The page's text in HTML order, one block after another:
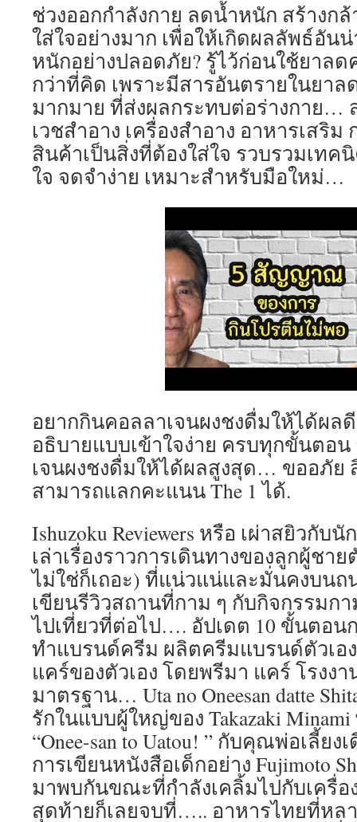
ช่วงออกกำลังกาย ลดน้ำหนัก สร้างก
ใส่ใจอย่างมาก เพื่อให้เกิดผลลัพธ์อั
หนักอย่างปลอดภัย? รู้ไว้ก่อนใช้ยาล
กว่าที่คิด เพราะมีสารอันตรายในยา
มากมาย ที่ส่งผลกระทบต่อร่างกาย…
เวชสำอาง เครื่องสำอาง อาหารเสริ
สินค้าเป็นสิ่งที่ต้องใส่ใจ รวบรวมเท
ใจ จดจำง่าย เหมาะสำหรับมือใหม่…
อยากกินคอลลาเจนผงชงดื่มให้ได้ผล
อธิบายแบบเข้าใจง่าย ครบทุกขั้นตอ
เจนผงชงดื่มให้ได้ผลสูงสุด… ขออภัย
สามารถแลกคะแนน The 1 ได้.
Ishuzoku Reviewers หรือ เผ่าสยิวกับ
เล่าเรื่องราวการเดินทางของลูกผู้ชา
ไม่ใช่ก็เถอะ) ที่แน่วแน่และมั่นคงบน
เขียนรีวิวสถานที่กาม ๆ กับกิจกรรมก
ไปเที่ยวที่ต่อไป…. อัปเดต 10 ขั้นตอน
ทำแบรนด์ครีม ผลิตครีมแบรนด์ตัวเอง
แคร์ของตัวเอง โดยพรีมา แคร์ โรงง
มาตรฐาน… Uta no Oneesan datte
รักในแบบผู้ใหญ่ของ Takazaki
“Onee-san to Uatou! ” กับคุณพ่อเลี้ย
การเขียนหนังสือเด็กอย่าง Fujimoto
มาพบกันขณะที่กำลังเคลิ้มไปกับเครื่
สุดท้ายก็เลยจบที่….. อาหารไทยที่ห